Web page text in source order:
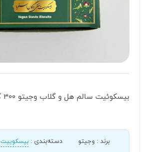
بیسکوئیت سالم هل و گلاب وجیتو 300 گرم
برند: وجیتو دسته‌بندی : بیسکوِییت